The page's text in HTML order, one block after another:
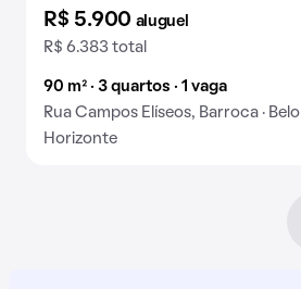
R$ 5.900 aluguel
R$ 6.383 total
90 m² · 3 quartos · 1 vaga
Rua Campos Elíseos, Barroca · Belo
Horizonte